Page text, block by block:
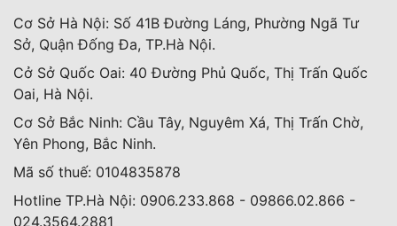
Cơ Sở Hà Nội: Số 41B Đường Láng, Phường Ngã Tư
Sở, Quận Đống Đa, TP.Hà Nội.
Cở Sở Quốc Oai: 40 Đường Phủ Quốc, Thị Trấn Quốc
Oai, Hà Nội.
Cơ Sở Bắc Ninh: Cầu Tây, Nguyêm Xá, Thị Trấn Chờ,
Yên Phong, Bắc Ninh.
Mã số thuế: 0104835878
Hotline TP.Hà Nội: 0906.233.868 - 09866.02.866 -
024.3564.2881